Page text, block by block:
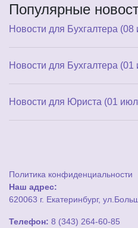
Популярные
Новости для Бухгалтера
Новости для Бухгалтера
Новости для Юриста (01
Политика конфиденциальности
Наш адрес:
620063 г. Екатеринбург,
Телефон: 8 (343) 264-60-85